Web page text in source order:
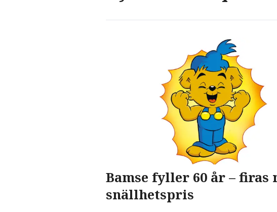
Bamse fyller 60 år – firas
snällhetspris